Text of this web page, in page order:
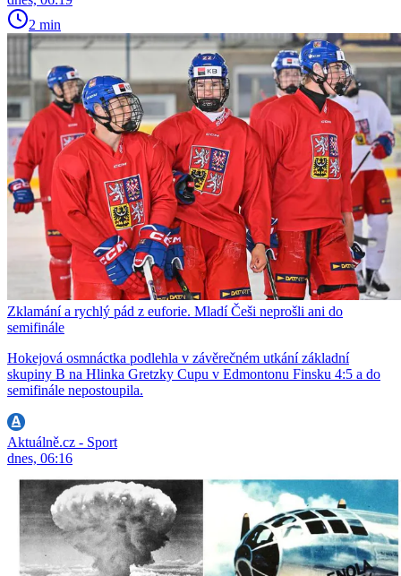
2 min
Zklamání a rychlý pád z euforie. Mladí Češi neprošli ani do
semifinále
Hokejová osmnáctka podlehla v závěrečném utkání základní
skupiny B na Hlinka Gretzky Cupu v Edmontonu Finsku 4:5 a do
semifinále nepostoupila.
Aktuálně.cz - Sport
dnes, 06:16